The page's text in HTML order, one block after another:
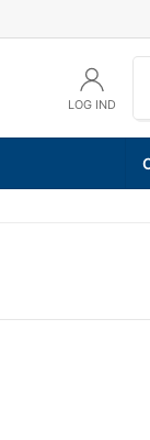
LOG IND